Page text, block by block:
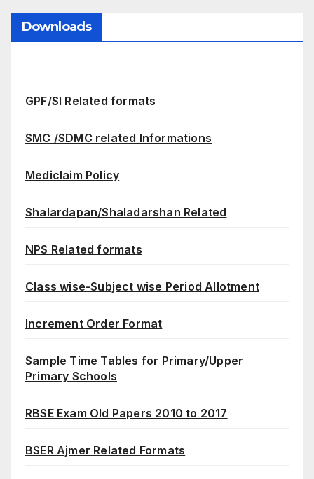
Downloads
GPF/SI Related formats
SMC /SDMC related Informations
Mediclaim Policy
Shalardapan/Shaladarshan Related
NPS Related formats
Class wise-Subject wise Period Allotment
Increment Order Format
Sample Time Tables for Primary/Upper
Primary Schools
RBSE Exam Old Papers 2010 to 2017
BSER Ajmer Related Formats